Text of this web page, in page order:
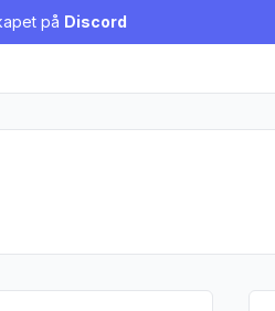
på Discord